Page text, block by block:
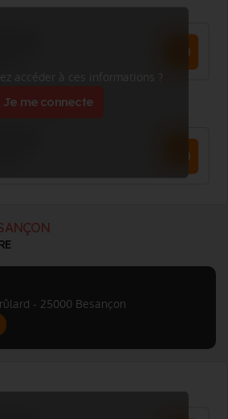
accéder à ces informations ?
Je me connecte
- 25000 Besançon